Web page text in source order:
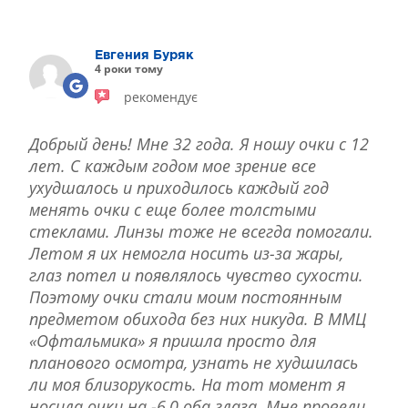
ІНТЕРНЕТ-МАГАЗИН ОПТИКИ
ДИТЯЧА ОФТАЛЬМОЛОГІЯ
ТЕРАПІЯ
Евгения Буряк
4 роки тому
рекомендує
Добрый день! Мне 32 года. Я ношу очки с 12
лет. С каждым годом мое зрение все
ухудшалось и приходилось каждый год
менять очки с еще более толстыми
стеклами. Линзы тоже не всегда помогали.
Летом я их немогла носить из-за жары,
глаз потел и появлялось чувство сухости.
Поэтому очки стали моим постоянным
предметом обихода без них никуда. В ММЦ
«Офтальмика» я пришла просто для
планового осмотра, узнать не худшилась
ли моя близорукость. На тот момент я